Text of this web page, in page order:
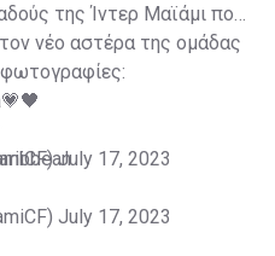
της Ίντερ Μαϊάμι που
νέο αστέρα της ομάδας
July 17, 2023
July 17, 2023